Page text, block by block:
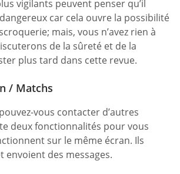
vigilants peuvent penser qu’il
dangereux car cela ouvre la possibilité
mais, vous n’avez rien à
de la sûreté et de la
plus tard dans cette revue.
/ Matchs
vous contacter d’autres
deux fonctionnalités pour vous
sur le même écran. Ils
envoient des messages.